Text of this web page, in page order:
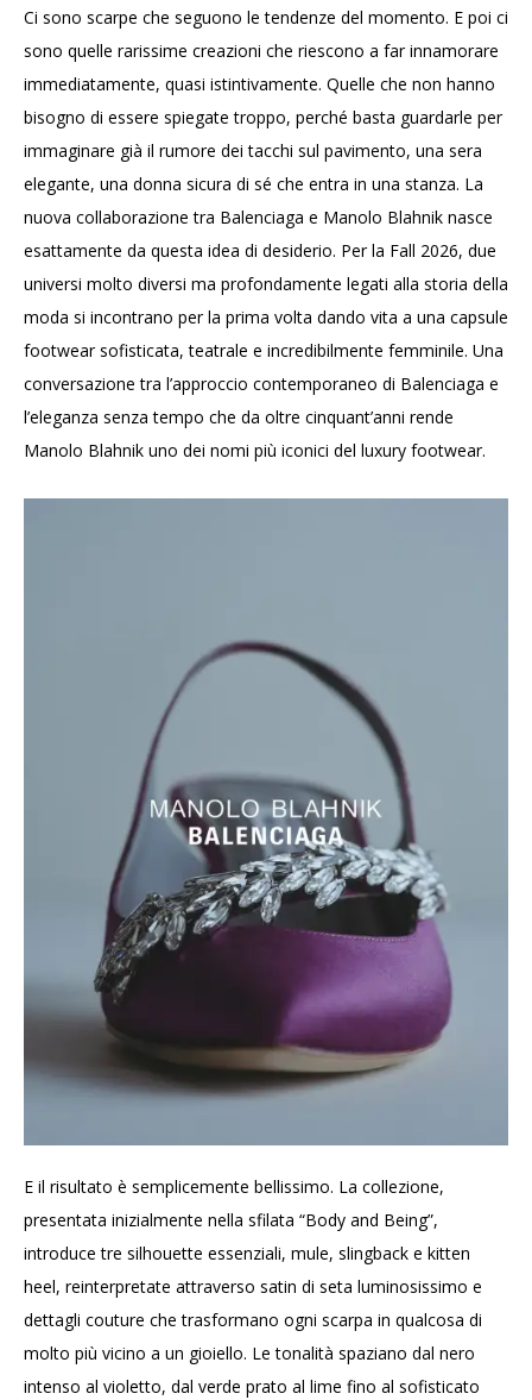
Ci sono scarpe che seguono le tendenze del momento. E poi ci
sono quelle rarissime creazioni che riescono a far innamorare
immediatamente, quasi istintivamente. Quelle che non hanno
bisogno di essere spiegate troppo, perché basta guardarle per
immaginare già il rumore dei tacchi sul pavimento, una sera
elegante, una donna sicura di sé che entra in una stanza. La
nuova collaborazione tra Balenciaga e Manolo Blahnik nasce
esattamente da questa idea di desiderio. Per la Fall 2026, due
universi molto diversi ma profondamente legati alla storia della
moda si incontrano per la prima volta dando vita a una capsule
footwear sofisticata, teatrale e incredibilmente femminile. Una
conversazione tra l’approccio contemporaneo di Balenciaga e
l’eleganza senza tempo che da oltre cinquant’anni rende
Manolo Blahnik uno dei nomi più iconici del luxury footwear.
E il risultato è semplicemente bellissimo. La collezione,
presentata inizialmente nella sfilata “Body and Being”,
introduce tre silhouette essenziali, mule, slingback e kitten
heel, reinterpretate attraverso satin di seta luminosissimo e
dettagli couture che trasformano ogni scarpa in qualcosa di
molto più vicino a un gioiello. Le tonalità spaziano dal nero
intenso al violetto, dal verde prato al lime fino al sofisticato